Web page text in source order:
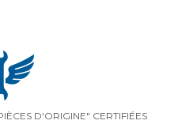
D'ORIGINE" CERTIFIÉES